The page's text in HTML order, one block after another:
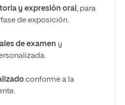
y expresión oral , para
de exposición.
de examen y
conforme a la